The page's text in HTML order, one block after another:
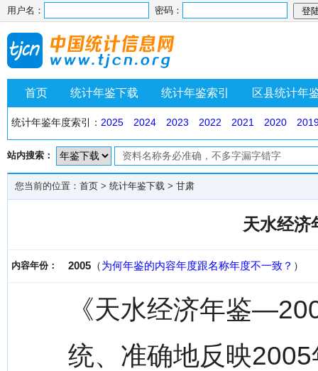
用户名： 密码：
首页 统计年鉴下载 统计年鉴索引 区县统计年
统计年鉴年度索引： 2025 2024 2023 2022 2021 2020
站内搜索：
您当前的位置： 首页 > 统计年鉴下载 > 甘肃
天水经济
内容年份： 2005 （为何年鉴的内容年度跟名称年度不一致？ ）
《天水经济年鉴
统、准确地反映